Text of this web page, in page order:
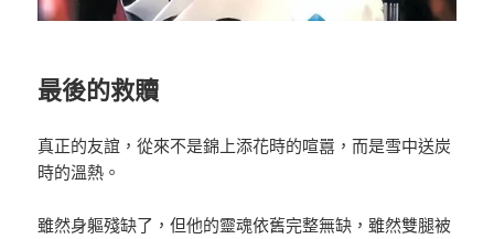
最後的救贖
真正的友誼，從來不是錦上添花時的喧囂，而是雪中送炭
時的溫熱。
雖然身軀殘缺了，但他的靈魂依舊完整無缺，雖然雙腿被